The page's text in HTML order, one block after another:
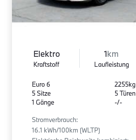
Elektro
Kraftstoff
1km
Laufleistung
Euro 6
5 Sitze
1 Gänge
2255kg
5 Türen
-/-
Stromverbrauch:
16.1 kWh/100km (WLTP)